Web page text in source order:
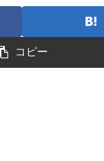
コピー